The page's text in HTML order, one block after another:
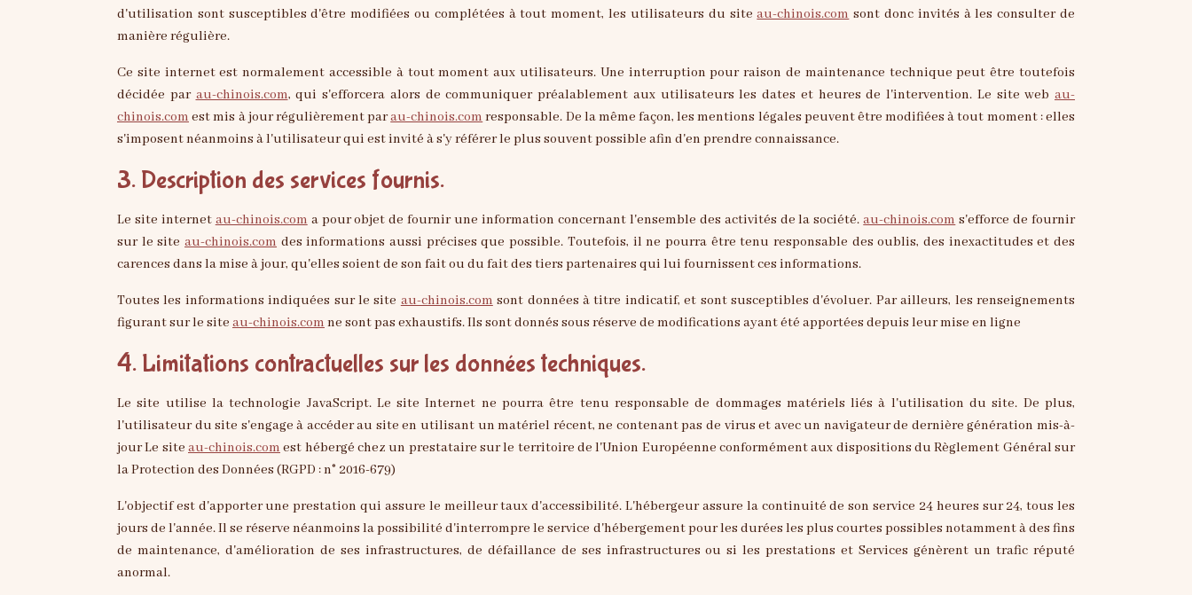
d'utilisation sont susceptibles d'être modifiées ou complétées à tout moment, les utilisateurs du siteau-chinois.com sont donc invités à les consulter de
manière régulière.
Ce site internet est normalement accessible à tout moment aux utilisateurs. Une interruption pour raison de maintenance technique peut être toutefois
décidée par au-chinois.com, qui s'efforcera alors de communiquer préalablement aux utilisateurs les dates et heures de l'intervention. Le site web au-
chinois.com est mis à jour régulièrement parau-chinois.com responsable. De la même façon, les mentions légales peuvent être modifiées à tout moment : elles
s'imposent néanmoins à l'utilisateur qui est invité à s'y référer le plus souvent possible afin d'en prendre connaissance.
3. Description des services fournis.
Le site internet au-chinois.com a pour objet de fournir une information concernant l'ensemble des activités de la société.au-chinois.com s'efforce de fournir
sur le siteau-chinois.com des informations aussi précises que possible. Toutefois, il ne pourra être tenu responsable des oublis, des inexactitudes et des
carences dans la mise à jour, qu'elles soient de son fait ou du fait des tiers partenaires qui lui fournissent ces informations.
Toutes les informations indiquées sur le site au-chinois.com sont données à titre indicatif, et sont susceptibles d'évoluer. Par ailleurs, les renseignements
figurant sur le site au-chinois.com ne sont pas exhaustifs. Ils sont donnés sous réserve de modifications ayant été apportées depuis leur mise en ligne
4. Limitations contractuelles sur les données techniques.
Le site utilise la technologie JavaScript. Le site Internet ne pourra être tenu responsable de dommages matériels liés à l'utilisation du site. De plus,
l'utilisateur du site s'engage à accéder au site en utilisant un matériel récent, ne contenant pas de virus et avec un navigateur de dernière génération mis-à-
jour Le site au-chinois.com est hébergé chez un prestataire sur le territoire de l'Union Européenne conformément aux dispositions du Règlement Général sur
la Protection des Données (RGPD : n° 2016-679)
L'objectif est d'apporter une prestation qui assure le meilleur taux d'accessibilité. L'hébergeur assure la continuité de son service 24 heures sur 24, tous les
jours de l'année. Il se réserve néanmoins la possibilité d'interrompre le service d'hébergement pour les durées les plus courtes possibles notamment à des fins
de maintenance, d'amélioration de ses infrastructures, de défaillance de ses infrastructures ou si les prestations et Services génèrent un trafic réputé
anormal.